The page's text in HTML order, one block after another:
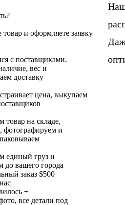
и оформляете заявку
с поставщиками,
вес и
доставку
цена, выкупаем
товар на складе,
фотографируем и
единый груз и
до вашего города
заказ $500
+
все детали под